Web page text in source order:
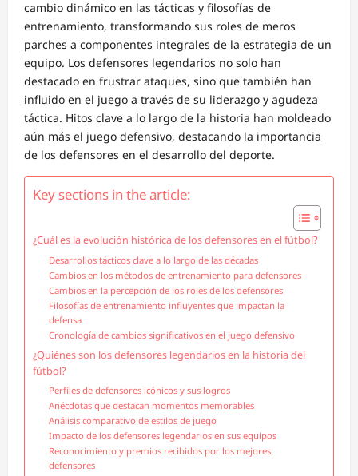
cambio dinámico en las tácticas y filosofías de
entrenamiento, transformando sus roles de meros
parches a componentes integrales de la estrategia de un
equipo. Los defensores legendarios no solo han
destacado en frustrar ataques, sino que también han
influido en el juego a través de su liderazgo y agudeza
táctica. Hitos clave a lo largo de la historia han moldeado
aún más el juego defensivo, destacando la importancia
de los defensores en el desarrollo del deporte.
Key sections in the article:
¿Cuál es la evolución histórica de los defensores en el fútbol?
Desarrollos tácticos clave a lo largo de las décadas
Cambios en los métodos de entrenamiento para defensores
Cambios en la percepción de los roles de los defensores
Filosofías de entrenamiento influyentes que impactan la
defensa
Cronología de cambios significativos en el juego defensivo
¿Quiénes son los defensores legendarios en la historia del
fútbol?
Perfiles de defensores icónicos y sus logros
Anécdotas que destacan momentos memorables
Análisis comparativo de estilos de juego
Impacto de los defensores legendarios en sus equipos
Reconocimiento y premios recibidos por los mejores
defensores